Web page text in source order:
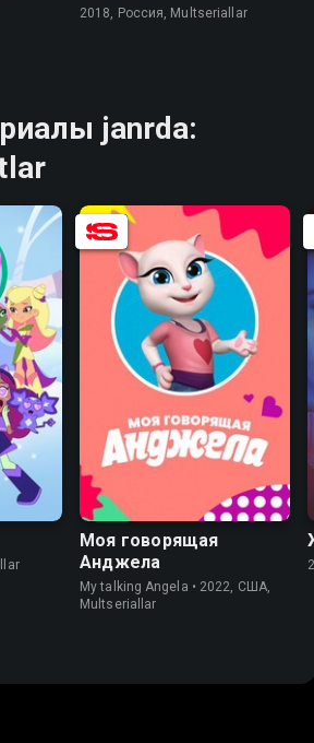
2018, Россия, Multseriallar
janrda:
8.2
Моя говорящая
Анджела
My talking Angela • 2022, США,
Multseriallar